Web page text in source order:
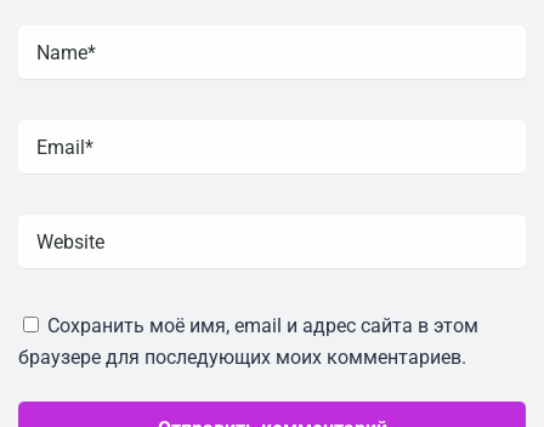
Сохранить моё имя, email и адрес сайта в этом
браузере для последующих моих комментариев.